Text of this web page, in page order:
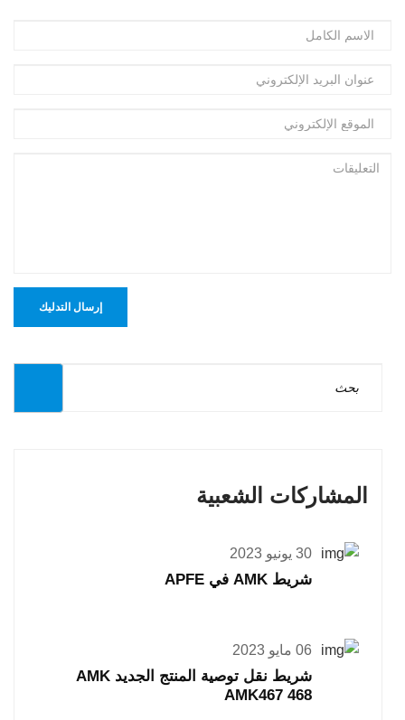
إرسال التدليك
المشاركات الشعبية
30 يونيو 2023
شريط AMK في APFE
06 مايو 2023
شريط نقل توصية المنتج الجديد AMK
AMK467 468